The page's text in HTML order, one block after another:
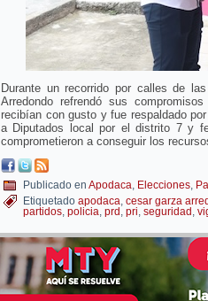
Durante un recorrido por calles de
Arredondo refrendó sus
recibían con gusto y fue respaldado
a Diputados local por el distrito 7 y
comprometieron a conseguir los
Publicado en Apodaca, Elecciones,
Etiquetado apodaca, cesar garza
partidos, policia, prd , pri, seguridad ,